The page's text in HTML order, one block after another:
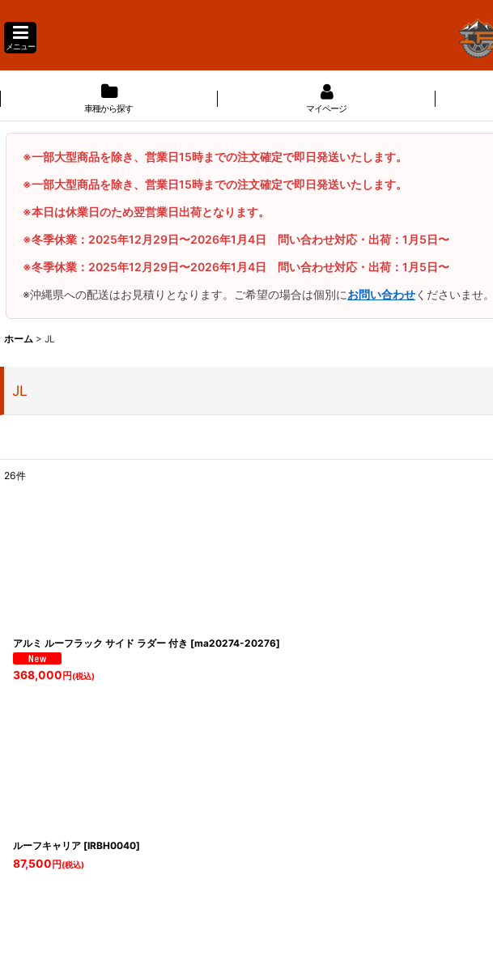
メニュー
車種から探す マイページ
※一部大型商品を除き、営業日15時までの注文確定で即日発送いたします。
※一部大型商品を除き、営業日15時までの注文確定で即日発送いたします。
※本日は休業日のため翌営業日出荷となります。
※冬季休業：2025年12月29日〜2026年1月4日 問い合わせ対応・出荷：1月5日〜
※冬季休業：2025年12月29日〜2026年1月4日 問い合わせ対応・出荷：1月5日〜
※沖縄県への配送はお見積りとなります。ご希望の場合は個別にお問い合わせくださいませ。
ホーム > JL
JL
26件
アルミ ルーフラック サイド ラダー 付き [ma20274-20276]
368,000 円 (税込)
ルーフキャリア [IRBH0040]
87,500 円 (税込)